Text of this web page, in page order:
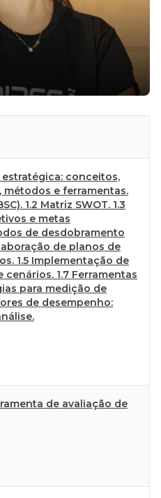
conceitos,
métodos e ferramentas.
1.2 Matriz SWOT. 1.3
e metas
de desdobramento
de planos de
1.5 Implementação de
cenários. 1.7 Ferramentas
para medição de
de desempenho:
de avaliação de